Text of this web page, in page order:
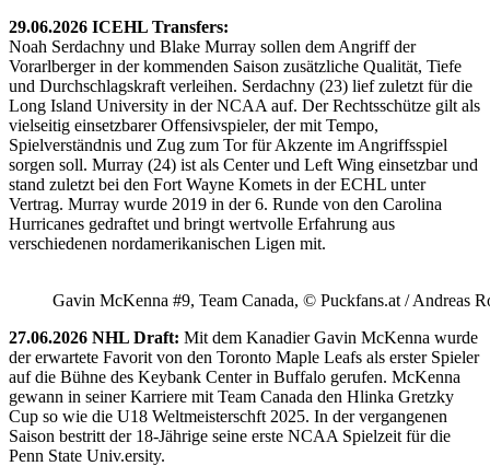
29.06.2026 ICEHL Transfers:
Noah Serdachny und Blake Murray sollen dem Angriff der
Vorarlberger in der kommenden Saison zusätzliche Qualität, Tiefe
und Durchschlagskraft verleihen. Serdachny (23) lief zuletzt für die
Long Island University in der NCAA auf. Der Rechtsschütze gilt als
vielseitig einsetzbarer Offensivspieler, der mit Tempo,
Spielverständnis und Zug zum Tor für Akzente im Angriffsspiel
sorgen soll. Murray (24) ist als Center und Left Wing einsetzbar und
stand zuletzt bei den Fort Wayne Komets in der ECHL unter
Vertrag. Murray wurde 2019 in der 6. Runde von den Carolina
Hurricanes gedraftet und bringt wertvolle Erfahrung aus
verschiedenen nordamerikanischen Ligen mit.
Gavin McKenna #9, Team Canada, © Puckfans.at / Andreas
27.06.2026 NHL Draft: Mit dem Kanadier Gavin McKenna wurde
der erwartete Favorit von den Toronto Maple Leafs als erster Spieler
auf die Bühne des Keybank Center in Buffalo gerufen. McKenna
gewann in seiner Karriere mit Team Canada den Hlinka Gretzky
Cup so wie die U18 Weltmeisterschft 2025. In der vergangenen
Saison bestritt der 18-Jährige seine erste NCAA Spielzeit für die
Penn State Univ.ersity.